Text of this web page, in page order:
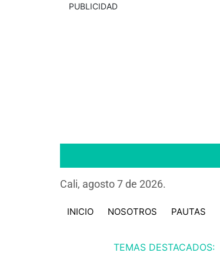
PUBLICIDAD
Cali, agosto 7 de 2026.
INICIO NOSOTROS PAUTAS
TEMAS DESTACADOS: